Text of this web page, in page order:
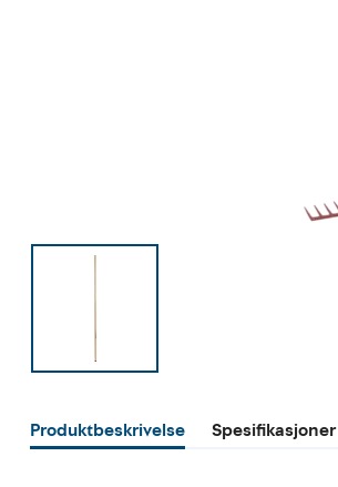
Produktbeskrivelse Spesifikasjoner